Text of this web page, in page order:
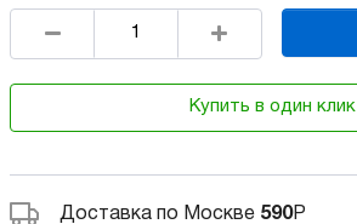
Купить в один клик
Доставка по Москве 590Р